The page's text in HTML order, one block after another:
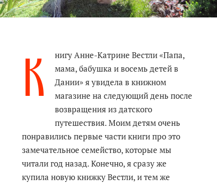
К
нигу Анне-Катрине Вестли «Папа,
мама, бабушка и восемь детей в
Дании» я увидела в книжном
магазине на следующий день после
возвращения из датского
путешествия. Моим детям очень
понравились первые части книги про это
замечательное семейство, которые мы
читали год назад. Конечно, я сразу же
купила новую книжку Вестли, и тем же